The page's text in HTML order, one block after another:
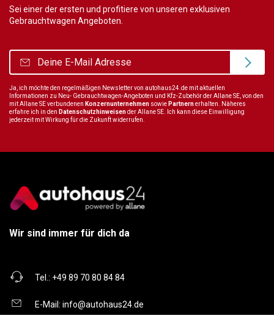
Sei einer der ersten und profitiere von unseren exklusiven
Gebrauchtwagen Angeboten.
Ja, ich möchte den regelmäßigen Newsletter von autohaus24.de mit aktuellen
Informationen zu Neu- Gebrauchtwagen-Angeboten und Kfz-Zubehör der Allane SE, von den
mit Allane SE verbundenen Konzernunternehmen sowie Partnernerhalten. Näheres
erfahre ich in den Datenschutzhinweisender Allane SE. Ich kann diese Einwilligung
jederzeit mit Wirkung für die Zukunft widerrufen.
Wir sind immer für dich da
Tel.: +49 89 70 80 84 84
E-Mail: info@autohaus24.de